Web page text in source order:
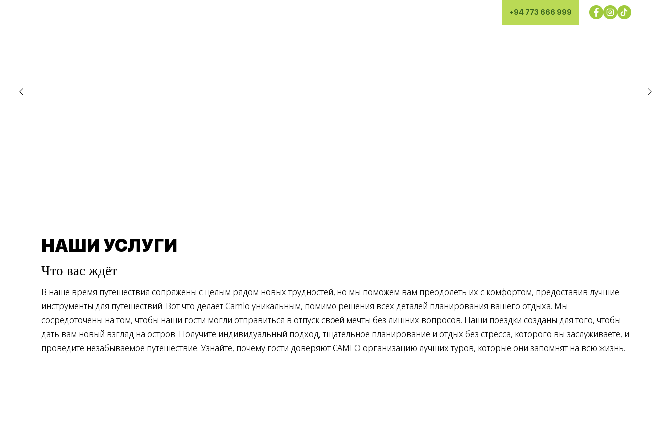
+94 773 666 999
НАШИ УСЛУГИ
Что вас ждёт
В наше время путешествия сопряжены с целым рядом новых трудностей, но мы поможем вам преодолеть их с комфортом, предоставив лучшие
инструменты для путешествий. Вот что делает Camlo уникальным, помимо решения всех деталей планирования вашего отдыха. Мы
сосредоточены на том, чтобы наши гости могли отправиться в отпуск своей мечты без лишних вопросов. Наши поездки созданы для того, чтобы
дать вам новый взгляд на остров. Получите индивидуальный подход, тщательное планирование и отдых без стресса, которого вы заслуживаете, и
проведите незабываемое путешествие. Узнайте, почему гости доверяют CAMLO организацию лучших туров, которые они запомнят на всю жизнь.